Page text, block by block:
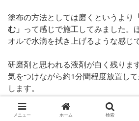
塗布の方法としては磨くというより
む」 って感じで施工してみました。
オルで水滴を拭き上げるような感じ
研磨剤と思われる液剤が白く残りま
気をつけながら約1分間程度放置して
します。
メニュー ホーム 検索